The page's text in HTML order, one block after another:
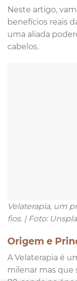
Neste artigo,
benefícios reais
uma aliada
cabelos.
Velaterapia, um
fios. | Foto:
Origem e
A Velaterapia é
milenar mas que